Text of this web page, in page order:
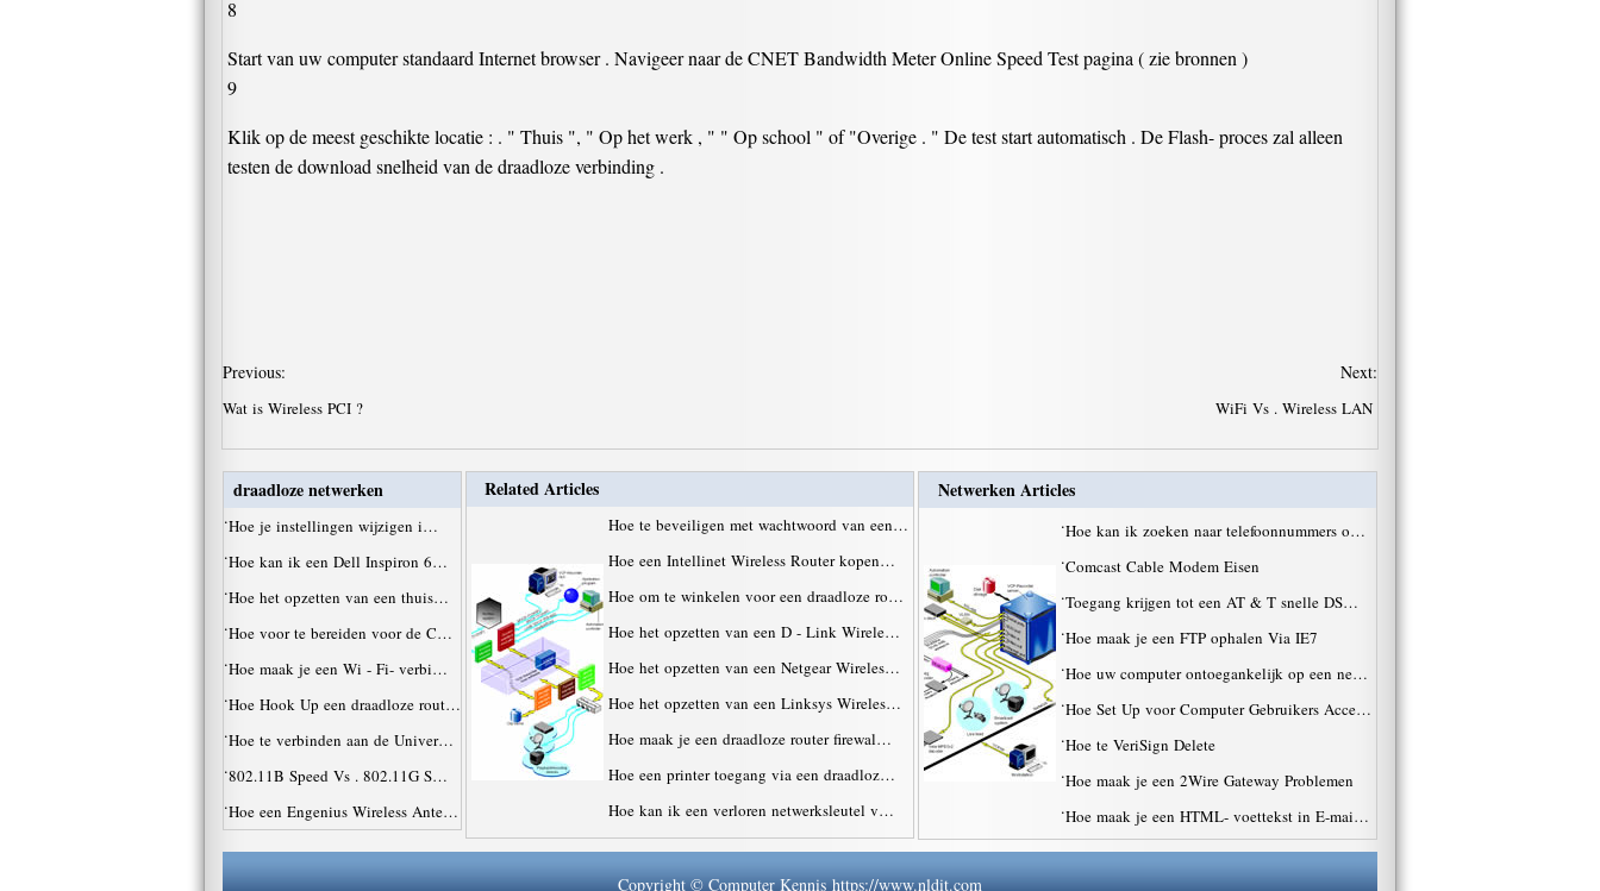
8
Start van uw computer standaard Internet browser . Navigeer naar de CNET Bandwidth Meter Online Speed ​​Test pagina ( zie bronnen )
9
Klik op de meest geschikte locatie : . " Thuis ", " Op het werk , " " Op school " of "Overige . " De test start automatisch . De Flash- proces zal alleen
testen de download snelheid van de draadloze verbinding .
Previous:
Wat is Wireless PCI ?
Next:
WiFi Vs . Wireless LAN
draadloze netwerken
·Hoe je instellingen wijzigen i…
·Hoe kan ik een Dell Inspiron 6…
·Hoe het opzetten van een thuis…
·Hoe voor te bereiden voor de C…
·Hoe maak je een Wi - Fi- verbi…
·Hoe Hook Up een draadloze rout…
·Hoe te verbinden aan de Univer…
·802.11B Speed ​​Vs . 802.11G S…
·Hoe een Engenius Wireless Ante…
Related Articles
Hoe te beveiligen met wachtwoord van een…
Hoe een Intellinet Wireless Router kopen…
Hoe om te winkelen voor een draadloze ro…
Hoe het opzetten van een D - Link Wirele…
Hoe het opzetten van een Netgear Wireles…
Hoe het opzetten van een Linksys Wireles…
Hoe maak je een draadloze router firewal…
Hoe een printer toegang via een draadloz…
Hoe kan ik een verloren netwerksleutel v…
Netwerken Articles
·Hoe kan ik zoeken naar telefoonnummers o…
·Comcast Cable Modem Eisen
·Toegang krijgen tot een AT & T snelle DS…
·Hoe maak je een FTP ophalen Via IE7
·Hoe uw computer ontoegankelijk op een ne…
·Hoe Set Up voor Computer Gebruikers Acce…
·Hoe te VeriSign Delete
·Hoe maak je een 2Wire Gateway Problemen
·Hoe maak je een HTML- voettekst in E-mai…
Copyright © Computer Kennis https://www.nldit.com